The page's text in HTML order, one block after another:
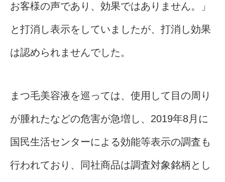
お客様の声であり、効果ではありません。」
と打消し表示をしていましたが、打消し効果
は認められませんでした。
まつ毛美容液を巡っては、使用して目の周り
が腫れたなどの危害が急増し、2019年8月に
国民生活センターによる効能等表示の調査も
行われており、同社商品は調査対象銘柄とし